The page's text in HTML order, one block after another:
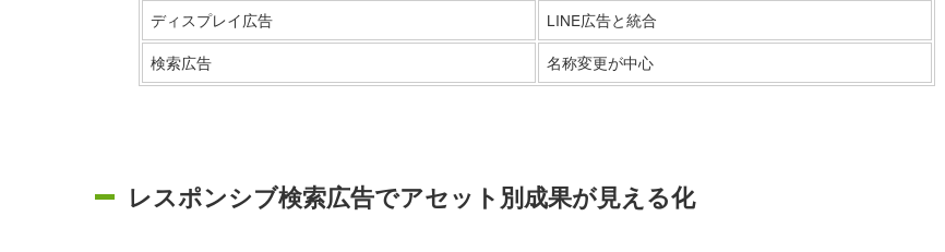
ディスプレイ広告
LINE広告と統合
検索広告
名称変更が中心
レスポンシブ検索広告でアセット別成果が見える化